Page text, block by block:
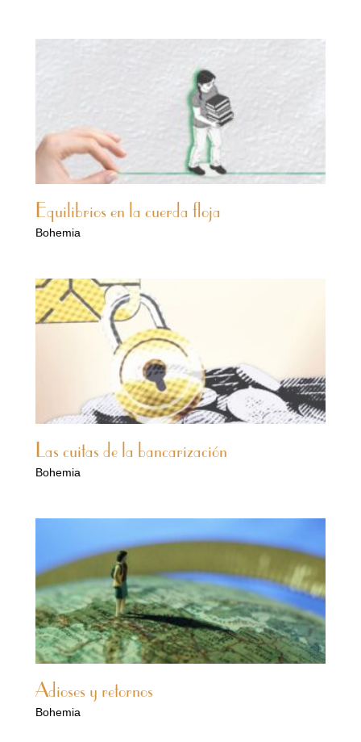
Equilibrios en la cuerda floja
Bohemia
Las cuitas de la bancarización
Bohemia
Adioses y retornos
Bohemia